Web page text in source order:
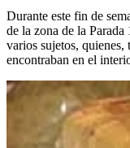
Durante este fin de
de la zona de la
varios sujetos, quienes,
encontraban en el